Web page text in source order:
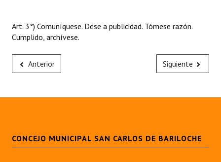
Art. 3°) Comuníquese. Dése a publicidad. Tómese razón.
Cumplido, archívese.
Anterior Siguiente
CONCEJO MUNICIPAL SAN CARLOS DE BARILOCHE